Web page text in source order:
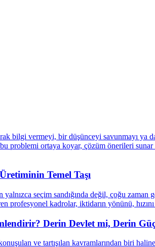
Temel Taşı
Derin Devlet mi, Derin